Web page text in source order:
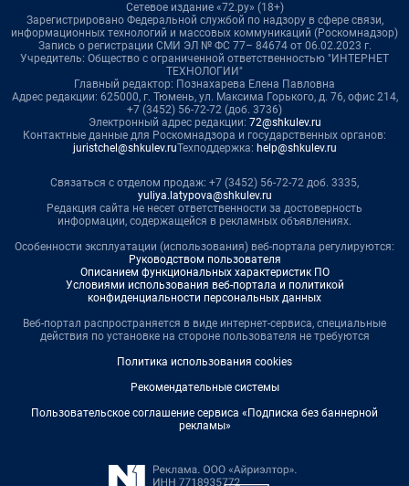
Сетевое издание «72.ру» (18+)
Зарегистрировано Федеральной службой по надзору в сфере связи,
информационных технологий и массовых коммуникаций (Роскомнадзор)
Запись о регистрации СМИ ЭЛ № ФС 77– 84674 от 06.02.2023 г.
Учредитель: Общество с ограниченной ответственностью "ИНТЕРНЕТ
ТЕХНОЛОГИИ"
Главный редактор: Познахарева Елена Павловна
Адрес редакции: 625000, г. Тюмень, ул. Максима Горького, д. 76, офис 214,
+7 (3452) 56-72-72 (доб. 3736)
Электронный адрес редакции: 72@shkulev.ru
Контактные данные для Роскомнадзора и государственных органов:
juristchel@shkulev.ruТехподдержка: help@shkulev.ru
Связаться с отделом продаж: +7 (3452) 56-72-72 доб. 3335,
yuliya.latypova@shkulev.ru
Редакция сайта не несет ответственности за достоверность
информации, содержащейся в рекламных объявлениях.
Особенности эксплуатации (использования) веб-портала регулируются:
Руководством пользователя
Описанием функциональных характеристик ПО
Условиями использования веб-портала и политикой
конфиденциальности персональных данных
Веб-портал распространяется в виде интернет-сервиса, специальные
действия по установке на стороне пользователя не требуются
Политика использования cookies
Рекомендательные системы
Пользовательское соглашение сервиса «Подписка без баннерной
рекламы»